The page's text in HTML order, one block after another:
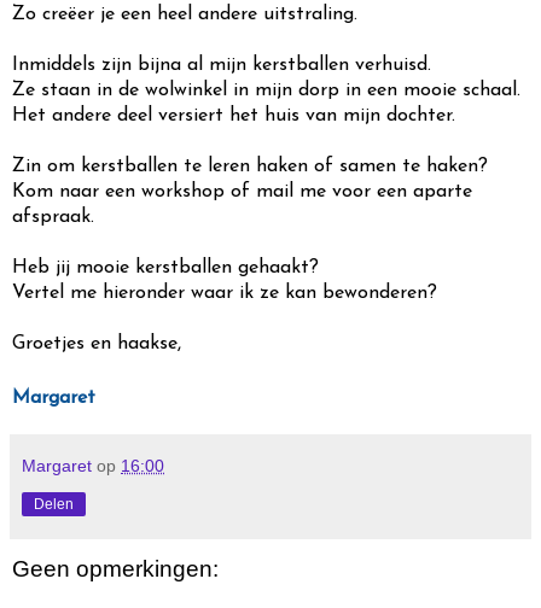
Zo creëer je een heel andere uitstraling.
Inmiddels zijn bijna al mijn kerstballen verhuisd.
Ze staan in de wolwinkel in mijn dorp in een mooie schaal.
Het andere deel versiert het huis van mijn dochter.
Zin om kerstballen te leren haken of samen te haken?
Kom naar een workshop of mail me voor een aparte
afspraak.
Heb jij mooie kerstballen gehaakt?
Vertel me hieronder waar ik ze kan bewonderen?
Groetjes en haakse,
Margaret
Margaret op 16:00
Delen
Geen opmerkingen: